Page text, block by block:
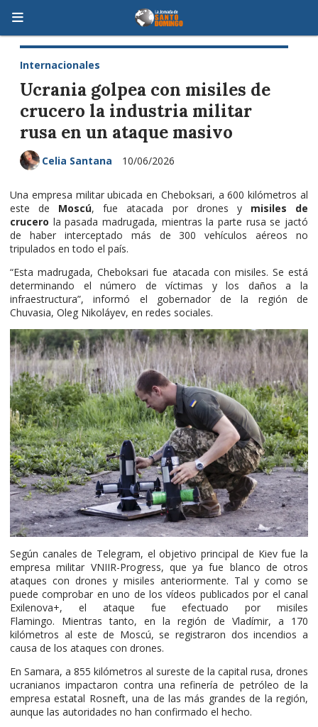
Ucrania golpea con misiles de
crucero la industria militar
rusa en un ataque masivo
Internacionales
10/06/2026
Celia Santana
Una empresa militar ubicada en Cheboksari, a 600 kilómetros al
este de
Moscú, fue atacada por drones y
misiles de
crucero la pasada madrugada, mientras la parte rusa se jactó
de haber interceptado más de 300 vehículos aéreos no
tripulados en todo el país.
“Esta madrugada, Cheboksari fue atacada con misiles. Se está
determinando el número de víctimas y los daños a la
infraestructura”, informó el gobernador de la región de
Chuvasia, Oleg Nikoláyev, en redes sociales.
Según canales de Telegram, el objetivo principal de Kiev fue la
empresa militar VNIIR-Progress, que ya fue blanco de otros
ataques con drones y misiles anteriormente. Tal y como se
puede comprobar en uno de los vídeos publicados por el canal
Exilenova+, el ataque fue efectuado por misiles
Flamingo. Mientras tanto, en la región de Vladímir, a 170
kilómetros al este de Moscú, se registraron dos incendios a
causa de los ataques con drones.
En Samara, a 855 kilómetros al sureste de la capital rusa, drones
ucranianos impactaron contra una refinería de petróleo de la
empresa estatal Rosneft, una de las más grandes de la región,
aunque las autoridades no han confirmado el hecho.